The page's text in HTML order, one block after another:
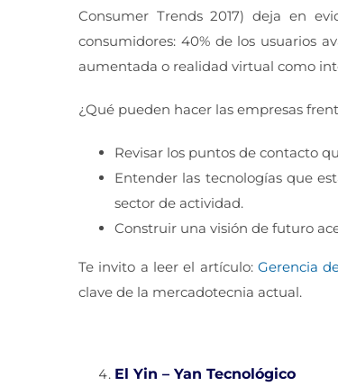
Consumer Trends 2017) deja en
consumidores: 40% de los usuarios
aumentada o realidad virtual como
¿Qué pueden hacer las empresas
Revisar los puntos de contacto
Entender las tecnologías que
sector de actividad.
Construir una visión de futuro
Te invito a leer el artículo:Gerencia
clave de la mercadotecnia actual.
El Yin – Yan Tecnológico